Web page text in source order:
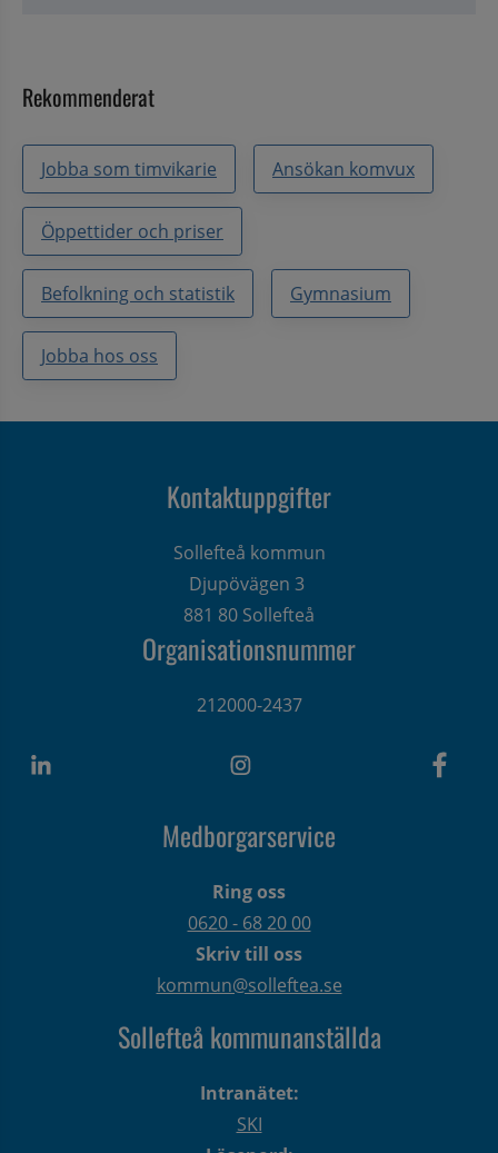
Rekommenderat
Jobba som timvikarie Ansökan komvux
Öppettider och priser
Befolkning och statistik Gymnasium
Jobba hos oss
Kontaktuppgifter
Sollefteå kommun
Djupövägen 3
881 80 Sollefteå
Organisationsnummer
212000-2437
Medborgarservice
Ring oss
0620 - 68 20 00
Skriv till oss
kommun@solleftea.se
Sollefteå kommunanställda
Intranätet:
SKI